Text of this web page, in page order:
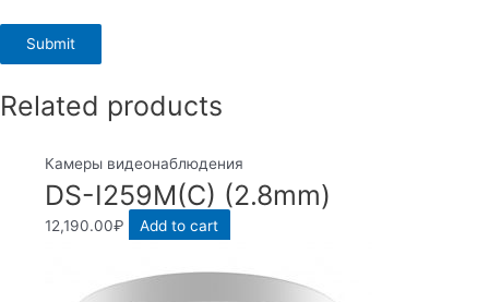
Related products
Камеры видеонаблюдения
DS-I259M(C) (2.8mm)
12,190.00₽ Add to cart